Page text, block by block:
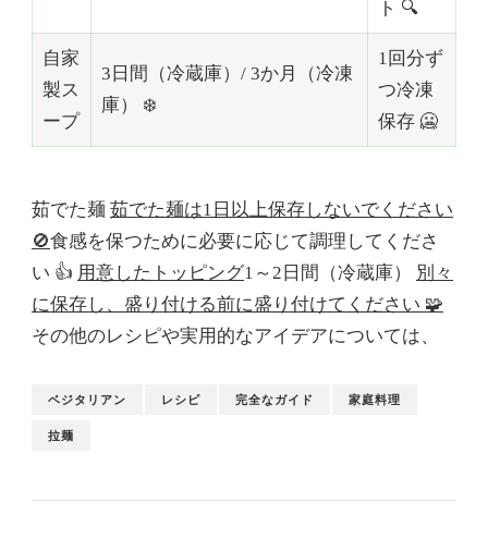
ト 🔍
自家
製ス
ープ
3日間（冷蔵庫）/ 3か月（冷凍
庫） ❄️
1回分ず
つ冷凍
保存 🥶
茹でた麺 茹でた麺は1日以上保存しないでください
🚫食感を保つために必要に応じて調理してくださ
い 👍 用意したトッピング1～2日間（冷蔵庫）
別々
に保存し、盛り付ける前に盛り付けてください 🧩
その他のレシピや実用的なアイデアについては、
ベジタリアン レシピ 完全なガイド 家庭料理
拉麺